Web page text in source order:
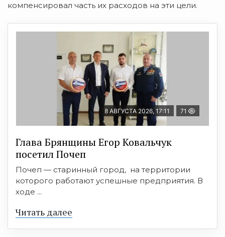
компенсировал часть их расходов на эти цели.
8 АВГУСТА 2026, 17:11 71
Глава Брянщины Егор Ковальчук
посетил Почеп
Почеп — старинный город, на территории
которого работают успешные предприятия. В
ходе ...
Читать далее